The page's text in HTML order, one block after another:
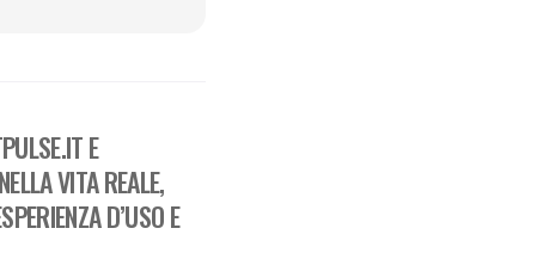
E
VITA REALE,
D’USO E